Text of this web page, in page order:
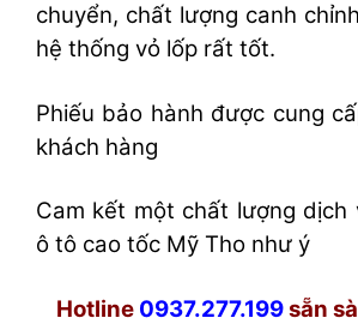
chuyển, chất lượng canh
hệ thống vỏ lốp rất tốt.
Phiếu bảo hành được cung
khách hàng
Cam kết một chất lượng dịch
ô tô cao tốc Mỹ Tho như ý
Hotline 0937.277.199sẵn